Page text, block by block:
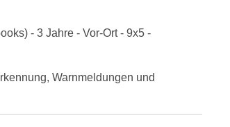
- 3 Jahre - Vor-Ort - 9x5 -
Warnmeldungen und